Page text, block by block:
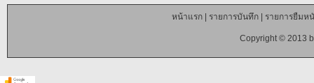
หน้าแรก| รายการบันทึก| รายการยืมห
Copyright © 2013